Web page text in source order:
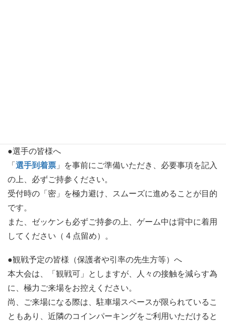
●選手の皆様へ
「 選手到着票 」を事前にご準備いただき、必要事項を記入
の上、必ずご持参ください。
受付時の「密」を極力避け、スムーズに進めることが目的
です。
また、ゼッケンも必ずご持参の上、ゲーム中は背中に着用
してください（ 4 点留め）。
●観戦予定の皆様（保護者や引率の先生方等）へ
本大会は、「観戦可」としますが、人々の接触を減らす為
に、極力ご来場をお控えください。
尚、ご来場になる際は、駐車場スペースが限られているこ
ともあり、近隣のコインパーキングをご利用いただけると